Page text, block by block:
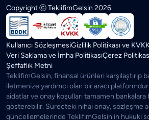
SON BLOGLARÖNE ÇIKANLAR
Kredi Faizleri Düşerse Ev Fiyatları Ne
Parasal Sıkılaşma Ne Demek? Olursa
Biter?
Kredi Notu Ne Zaman Düzelir ve
Kredi Kartını Hiç Kullanmasam Ne Olur?
Süreci
Copyright ⓒ TeklifimGelsin 2026
Kullanıcı SözleşmesiGizlilik Politikası ve
Veri Saklama ve İmha PolitikasıÇerez
Şeffaflık Metni
TeklifimGelsin, finansal ürünleri karşılaştırıp
iletmenize yardımcı olan bir aracı platformdur.
aidatlar ve onay koşulları tamamen bankalara
gösterebilir. Süreçteki nihai onay, sözleşme
güncellemelerinde TeklifimGelsin'in hukuki